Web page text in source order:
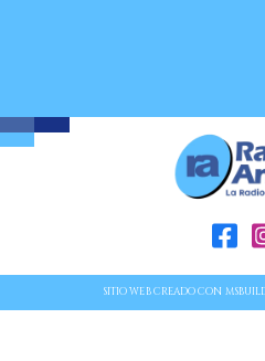
SITIO WEB CREADO CON